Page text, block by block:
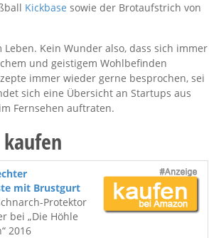
Kickbase sowie der Brotaufstrich von
Kein Wunder also, dass sich immer
und geistigem Wohlbefinden
immer wieder gerne besprochen, sei
sich eine Übersicht an Startups aus
Fernsehen auftraten.
mit Brustgurt
Protektor
bei „Die Höhle
2016